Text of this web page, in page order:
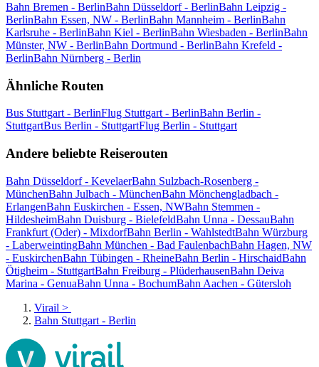
Bahn Bremen - BerlinBahn Düsseldorf - BerlinBahn Leipzig -
BerlinBahn Essen, NW - BerlinBahn Mannheim - BerlinBahn
Karlsruhe - BerlinBahn Kiel - BerlinBahn Wiesbaden - BerlinBahn
Münster, NW - BerlinBahn Dortmund - BerlinBahn Krefeld -
BerlinBahn Nürnberg - Berlin
Ähnliche Routen
Bus Stuttgart - BerlinFlug Stuttgart - BerlinBahn Berlin -
StuttgartBus Berlin - StuttgartFlug Berlin - Stuttgart
Andere beliebte Reiserouten
Bahn Düsseldorf - KevelaerBahn Sulzbach-Rosenberg -
MünchenBahn Julbach - MünchenBahn Mönchengladbach -
ErlangenBahn Euskirchen - Essen, NWBahn Stemmen -
HildesheimBahn Duisburg - BielefeldBahn Unna - DessauBahn
Frankfurt (Oder) - MixdorfBahn Berlin - WahlstedtBahn Würzburg
- LaberweintingBahn München - Bad FaulenbachBahn Hagen, NW
- EuskirchenBahn Tübingen - RheineBahn Berlin - HirschaidBahn
Ötigheim - StuttgartBahn Freiburg - PlüderhausenBahn Deiva
Marina - GenuaBahn Unna - BochumBahn Aachen - Gütersloh
Virail >
Bahn Stuttgart - Berlin